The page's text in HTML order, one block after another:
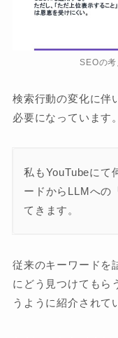
SEOの
検索行動の変化に伴
必要になっています。
私もYouTubeにて
ードからLLMへの
てきます。
従来のキーワードを
にどう見つけてもら
うように紹介されて